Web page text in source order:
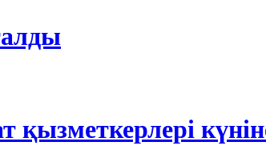
қызметкерлері